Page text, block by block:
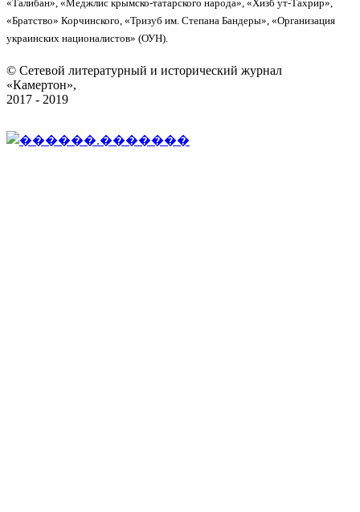
«Талибан», «Меджлис крымско-татарского народа», «Хизб ут-Тахрир»,
«Братство» Корчинского, «Тризуб им. Степана Бандеры», «Организация
украинских националистов» (ОУН).
© Сетевой литературный и исторический журнал
«Камертон»,
2017 - 2019